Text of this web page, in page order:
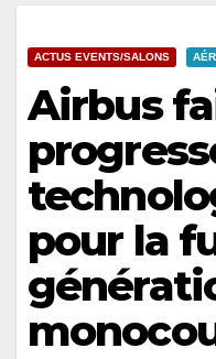
ACTUS EVENTS/SALONS
Airbus
pour la